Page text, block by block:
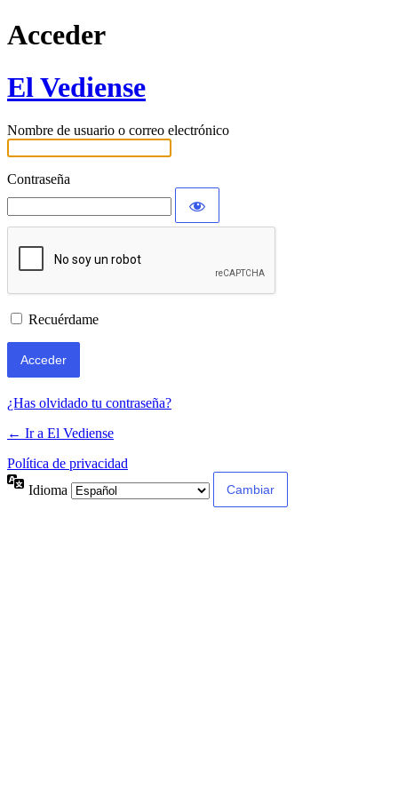
Acceder
El Vediense
Nombre de usuario o correo electrónico
Contraseña
Recuérdame
¿Has olvidado tu contraseña?
← Ir a El Vediense
Política de privacidad
Idioma